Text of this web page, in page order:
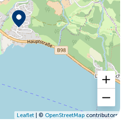
Leaflet| © OpenStreetMapcontributors